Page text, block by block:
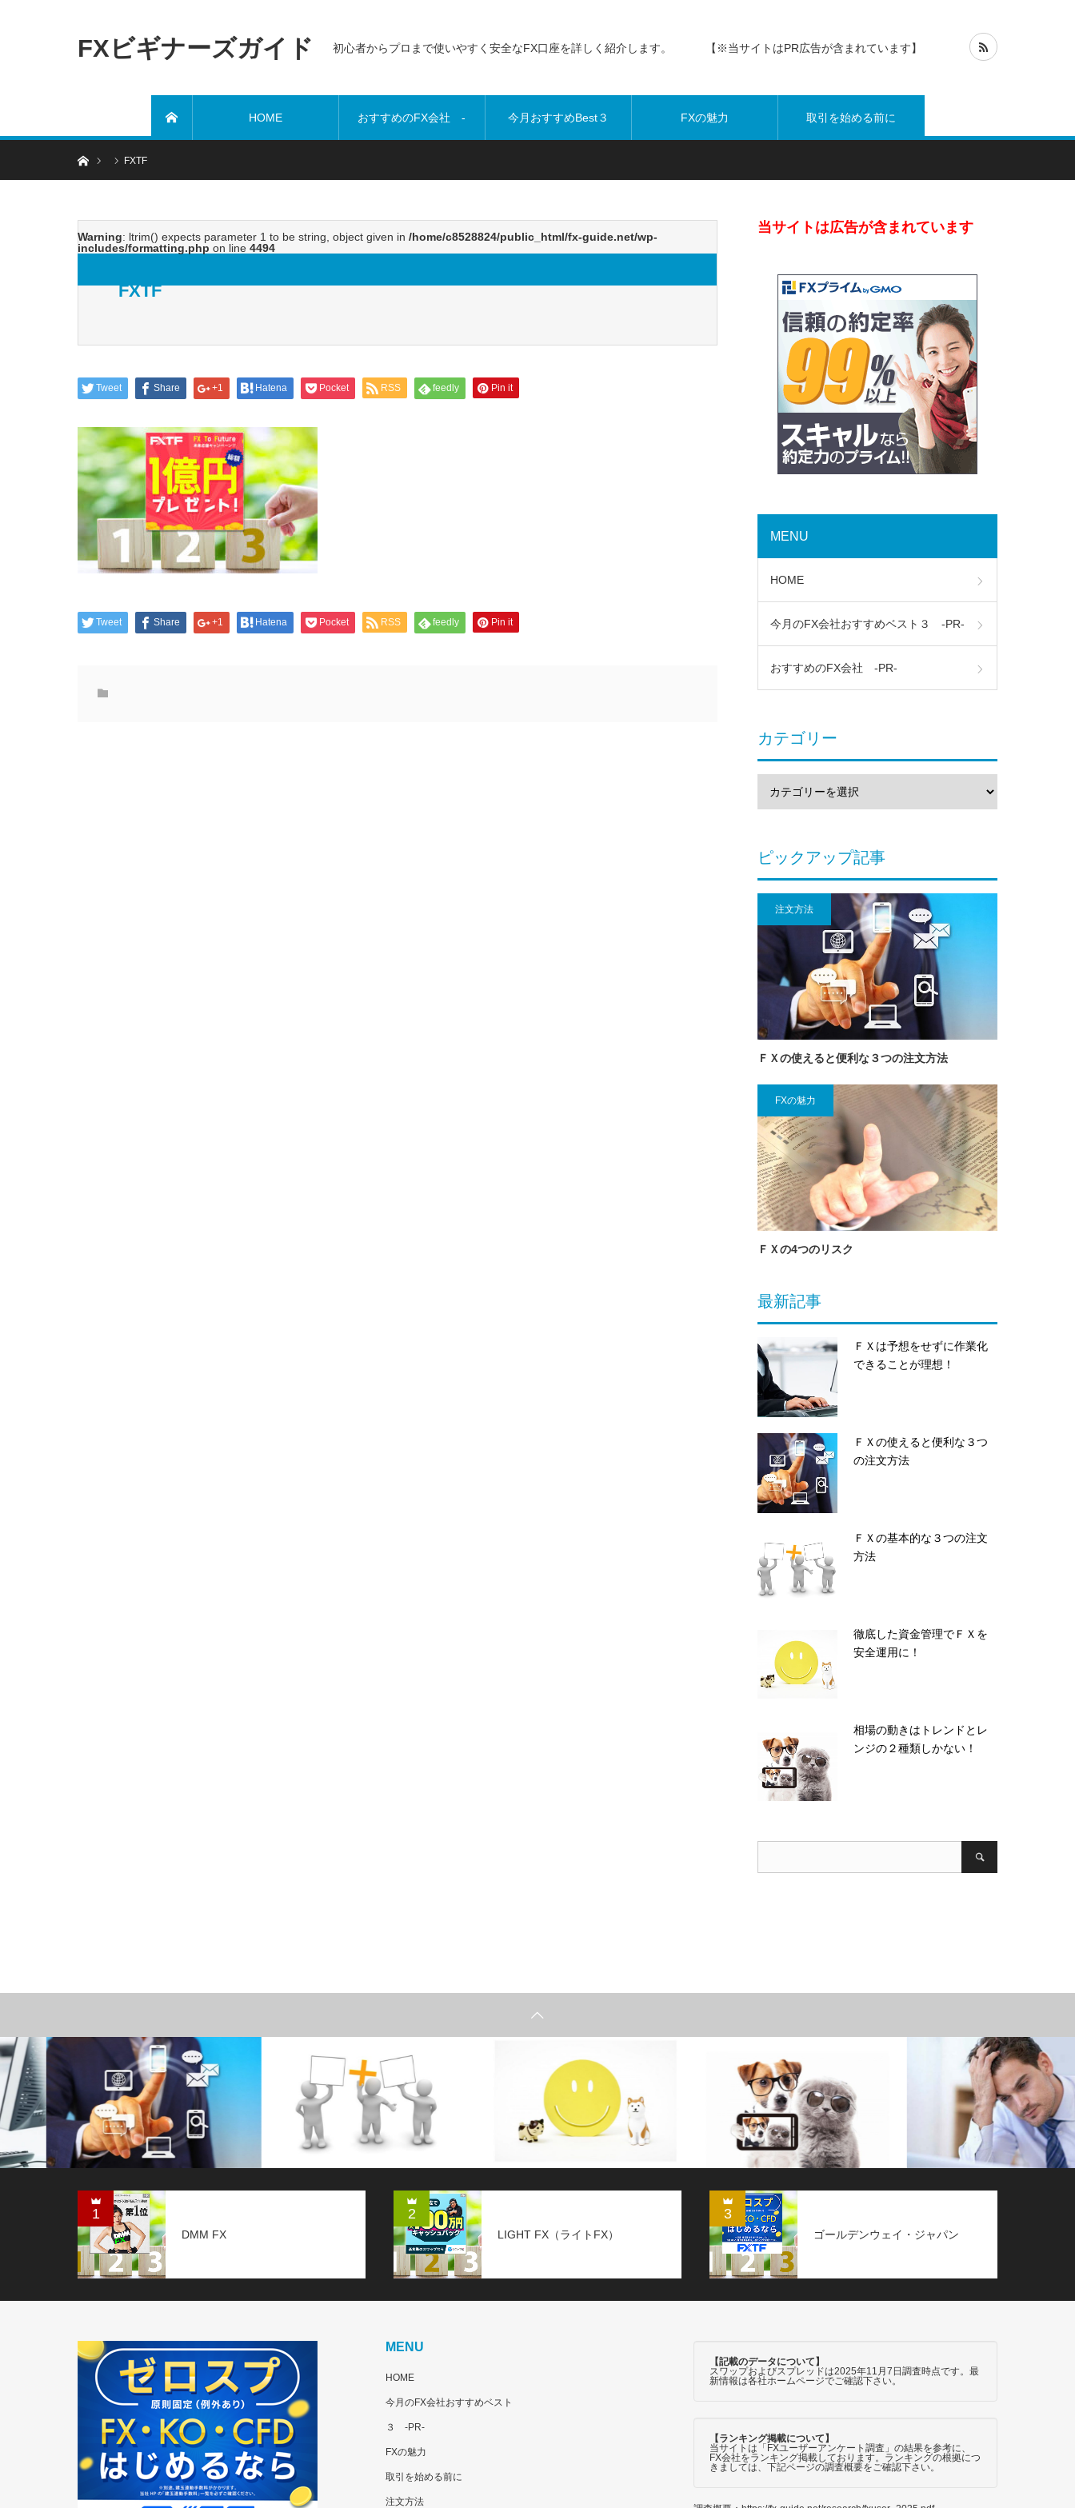
FXビギナーズガイド 初心者からプロまで使いやすく安全なFX口座を詳しく紹介します。 【※当サイトはPR広告が含まれています】
HOME おすすめのFX会社 - 今月おすすめBest３ FXの魅力 取引を始める前に
ホーム FXTF
Warning: ltrim() expects parameter 1 to be string, object given in /home/c8528824/public_html/fx-guide.net/wp-
includes/formatting.php on line 4494
FXTF
Tweet Share +1 Hatena Pocket RSS feedly Pin it
Tweet Share +1 Hatena Pocket RSS feedly Pin it
当サイトは広告が含まれています
MENU
HOME
今月のFX会社おすすめベスト３ -PR-
おすすめのFX会社 -PR-
カテゴリー
ピックアップ記事
注文方法
ＦＸの使えると便利な３つの注文方法
FXの魅力
ＦＸの4つのリスク
最新記事
ＦＸは予想をせずに作業化
できることが理想！
ＦＸの使えると便利な３つ
の注文方法
ＦＸの基本的な３つの注文
方法
徹底した資金管理でＦＸを
安全運用に！
相場の動きはトレンドとレ
ンジの２種類しかない！
1
DMM FX
2
LIGHT FX（ライトFX）
3
ゴールデンウェイ・ジャパン
MENU
HOME
今月のFX会社おすすめベスト
３ -PR-
FXの魅力
取引を始める前に
注文方法
【記載のデータについて】
スワップおよびスプレッドは2025年11月7日調査時点です。最
新情報は各社ホームページでご確認下さい。
【ランキング掲載について】
当サイトは「FXユーザーアンケート調査」の結果を参考に、
FX会社をランキング掲載しております。ランキングの根拠につ
きましては、下記ページの調査概要をご確認下さい。